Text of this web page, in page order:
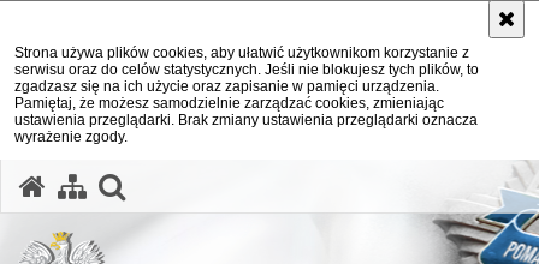
Strona używa plików cookies, aby ułatwić użytkownikom korzystanie z
serwisu oraz do celów statystycznych. Jeśli nie blokujesz tych plików, to
zgadzasz się na ich użycie oraz zapisanie w pamięci urządzenia.
Pamiętaj, że możesz samodzielnie zarządzać cookies, zmieniając
ustawienia przeglądarki. Brak zmiany ustawienia przeglądarki oznacza
wyrażenie zgody.